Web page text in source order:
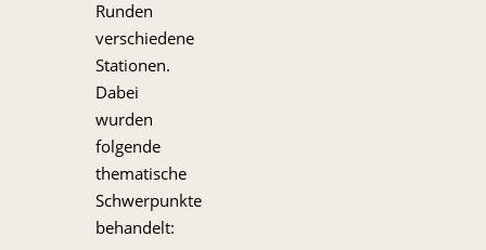
Runden
verschiedene
Stationen.
Dabei
wurden
folgende
thematische
Schwerpunkte
behandelt: